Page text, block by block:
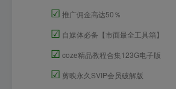
☑ 推广佣金高达50％
☑ 自媒体必备【市面最全工具箱】
☑ coze精品教程合集123G电子版
☑ 剪映永久SVIP会员破解版